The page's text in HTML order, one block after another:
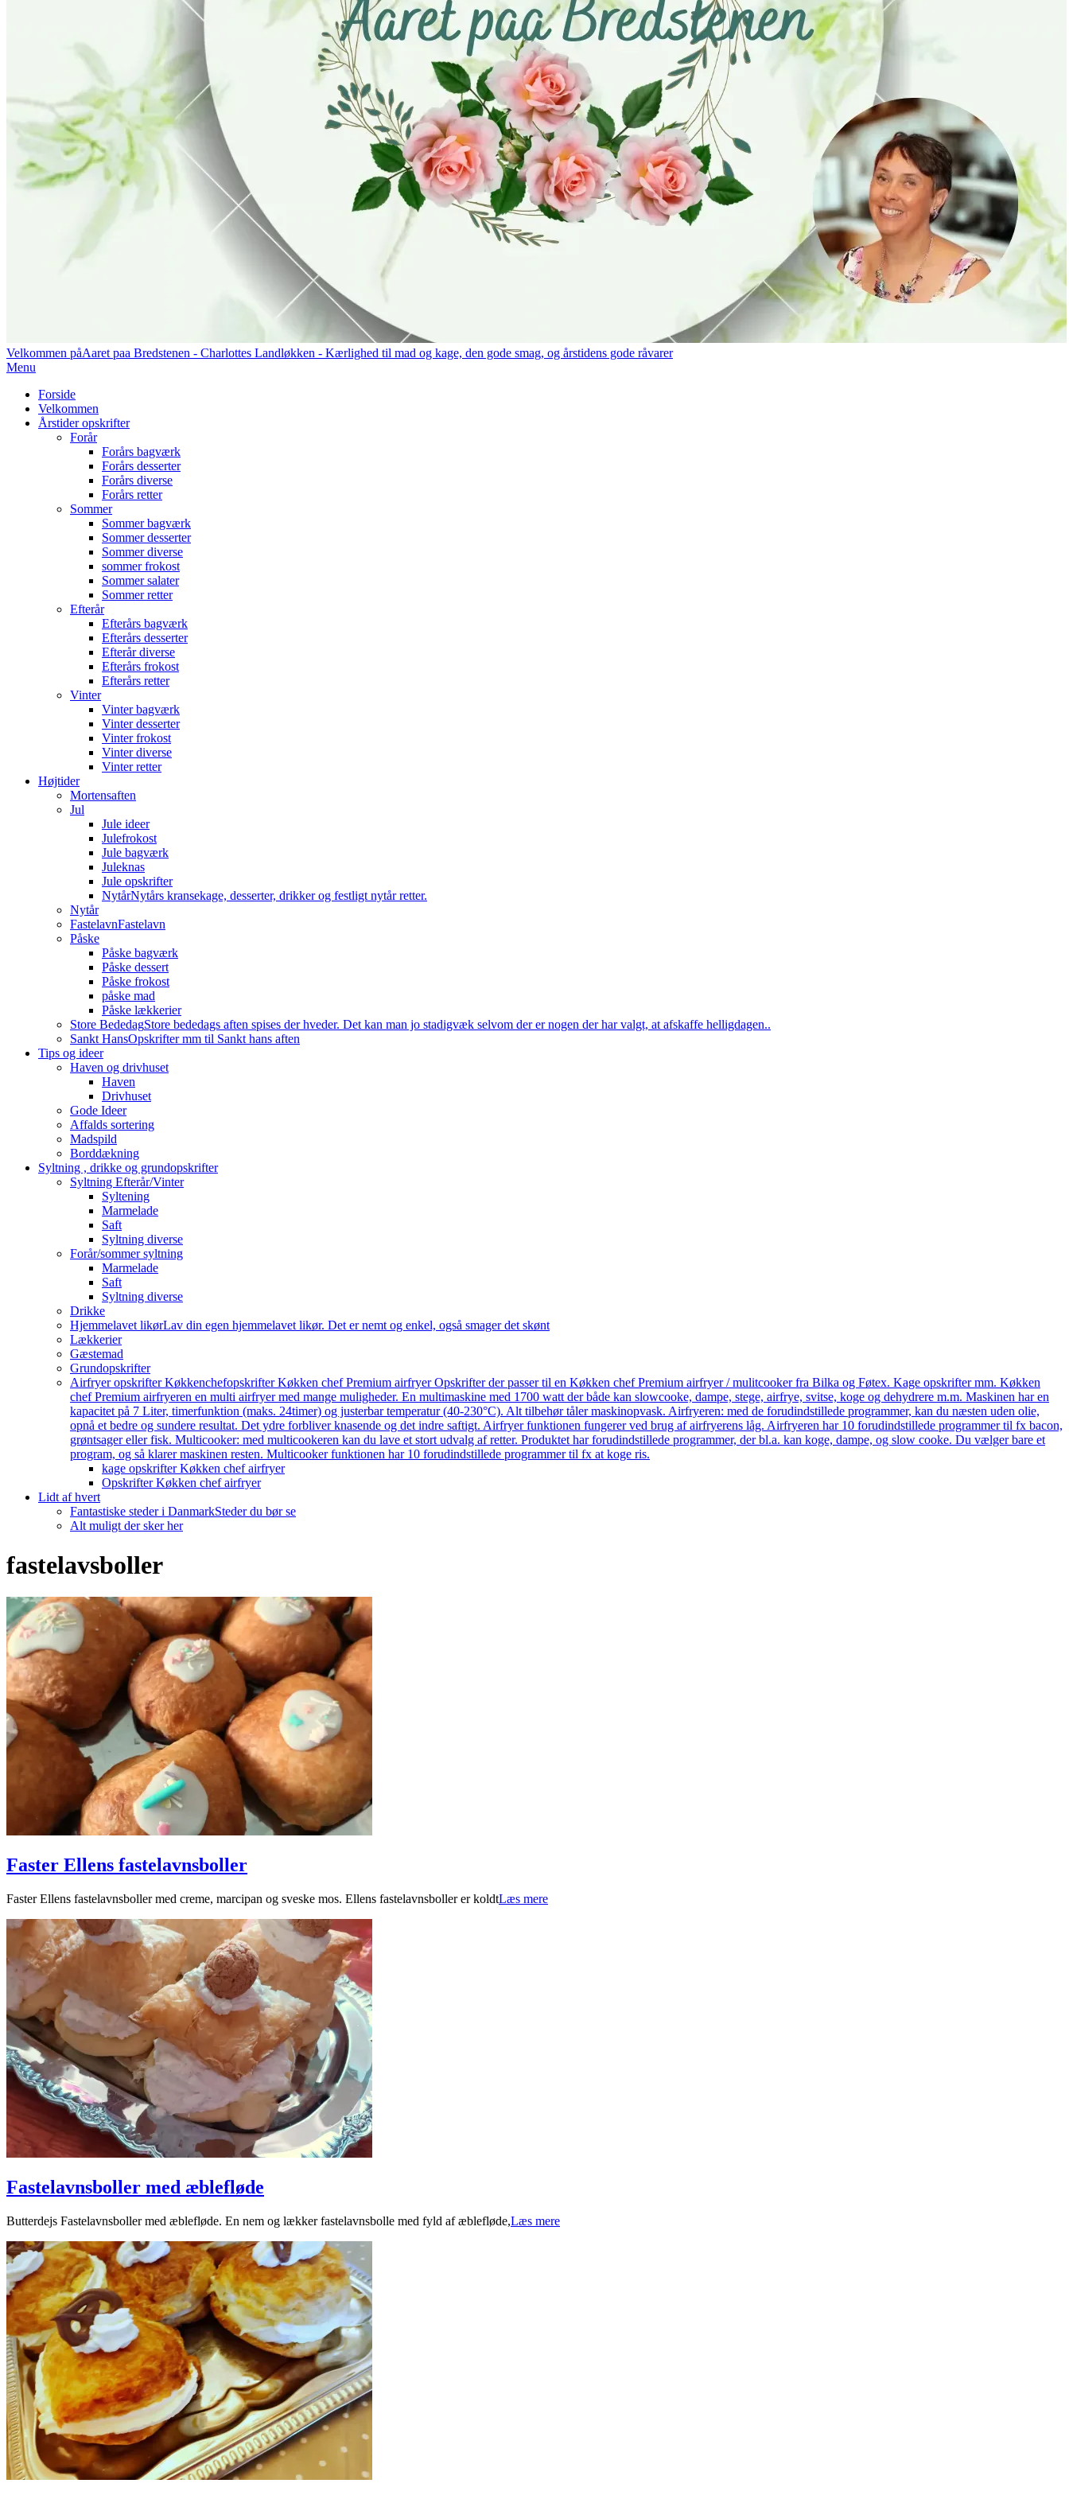
Velkommen påAaret paa Bredstenen - Charlottes Landløkken - Kærlighed til mad og kage, den gode smag, og årstidens gode råvarer
Primary
Menu
Menu
Forside
Velkommen
Årstider opskrifter
Forår
Forårs bagværk
Forårs desserter
Forårs diverse
Forårs retter
Sommer
Sommer bagværk
Sommer desserter
Sommer diverse
sommer frokost
Sommer salater
Sommer retter
Efterår
Efterårs bagværk
Efterårs desserter
Efterår diverse
Efterårs frokost
Efterårs retter
Vinter
Vinter bagværk
Vinter desserter
Vinter frokost
Vinter diverse
Vinter retter
Højtider
Mortensaften
Jul
Jule ideer
Julefrokost
Jule bagværk
Juleknas
Jule opskrifter
NytårNytårs kransekage, desserter, drikker og festligt nytår retter.
Nytår
FastelavnFastelavn
Påske
Påske bagværk
Påske dessert
Påske frokost
påske mad
Påske lækkerier
Store BededagStore bededags aften spises der hveder. Det kan man jo stadigvæk selvom der er nogen der har valgt, at afskaffe helligdagen..
Sankt HansOpskrifter mm til Sankt hans aften
Tips og ideer
Haven og drivhuset
Haven
Drivhuset
Gode Ideer
Affalds sortering
Madspild
Borddækning
Syltning , drikke og grundopskrifter
Syltning Efterår/Vinter
Syltening
Marmelade
Saft
Syltning diverse
Forår/sommer syltning
Marmelade
Saft
Syltning diverse
Drikke
Hjemmelavet likørLav din egen hjemmelavet likør. Det er nemt og enkel, også smager det skønt
Lækkerier
Gæstemad
Grundopskrifter
Airfryer opskrifter Køkkenchefopskrifter Køkken chef Premium airfryer Opskrifter der passer til en Køkken chef Premium airfryer / mulitcooker fra Bilka og Føtex. Kage opskrifter mm. Køkken
chef Premium airfryeren en multi airfryer med mange muligheder. En multimaskine med 1700 watt der både kan slowcooke, dampe, stege, airfrye, svitse, koge og dehydrere m.m. Maskinen har en
kapacitet på 7 Liter, timerfunktion (maks. 24timer) og justerbar temperatur (40-230°C). Alt tilbehør tåler maskinopvask. Airfryeren: med de forudindstillede programmer, kan du næsten uden olie,
opnå et bedre og sundere resultat. Det ydre forbliver knasende og det indre saftigt. Airfryer funktionen fungerer ved brug af airfryerens låg. Airfryeren har 10 forudindstillede programmer til fx bacon,
grøntsager eller fisk. Multicooker: med multicookeren kan du lave et stort udvalg af retter. Produktet har forudindstillede programmer, der bl.a. kan koge, dampe, og slow cooke. Du vælger bare et
program, og så klarer maskinen resten. Multicooker funktionen har 10 forudindstillede programmer til fx at koge ris.
kage opskrifter Køkken chef airfryer
Opskrifter Køkken chef airfryer
Lidt af hvert
Fantastiske steder i DanmarkSteder du bør se
Alt muligt der sker her
fastelavsboller
Faster Ellens fastelavnsboller
2024-
10
Faster Ellens fastelavnsboller med creme, marcipan og sveske mos. Ellens fastelavnsboller er koldtLæs mere
Fastelavnsboller med æblefløde
2024-
03
Butterdejs Fastelavnsboller med æblefløde. En nem og lækker fastelavnsbolle med fyld af æblefløde,Læs mere